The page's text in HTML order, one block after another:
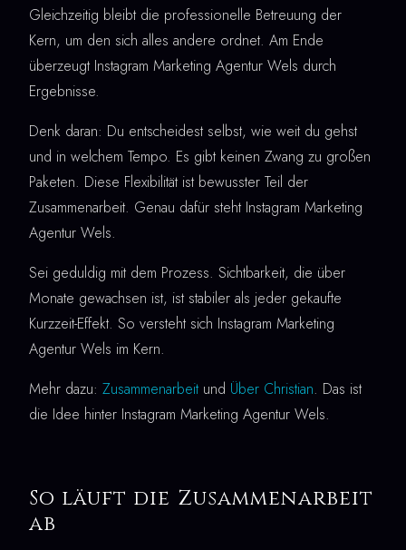
Gleichzeitig bleibt die professionelle Betreuung der
Kern, um den sich alles andere ordnet. Am Ende
überzeugt Instagram Marketing Agentur Wels durch
Ergebnisse.
Denk daran: Du entscheidest selbst, wie weit du gehst
und in welchem Tempo. Es gibt keinen Zwang zu großen
Paketen. Diese Flexibilität ist bewusster Teil der
Zusammenarbeit. Genau dafür steht Instagram Marketing
Agentur Wels.
Sei geduldig mit dem Prozess. Sichtbarkeit, die über
Monate gewachsen ist, ist stabiler als jeder gekaufte
Kurzzeit-Effekt. So versteht sich Instagram Marketing
Agentur Wels im Kern.
Mehr dazu: Zusammenarbeit und Über Christian. Das ist
die Idee hinter Instagram Marketing Agentur Wels.
So läuft die Zusammenarbeit
ab